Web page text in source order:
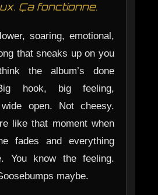
Ça fonctionne.
soaring, emotional,
that sneaks up on you
the album’s done
hook, big feeling,
open. Not cheesy.
like that moment when
fades and everything
You know the feeling.
maybe.